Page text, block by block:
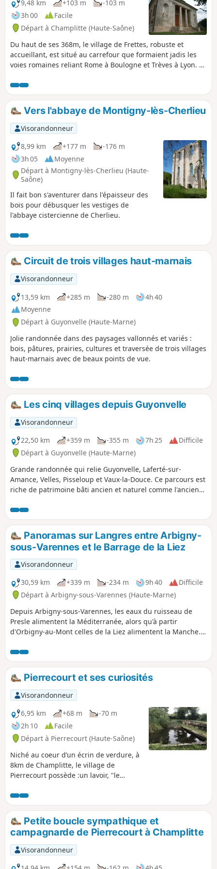
9,48 km
+103 m
-103 m
3h 00
Facile
Départ à Champlitte (Haute-Saône)
Du haut de ses 368m, le village de Frettes, robuste et
accueillant, est situé au carrefour que formaient jadis les
voies romaines reliant Rome à Boulogne et Trèves à Lyon. Le
friches et de multitudes de genévriers. La grande plaine
fertile permet la culture des céréales telles que le blé,
l’orge, le maïs ou le colza.
Vers l'abbaye de Montigny-lès-Cherlieu
Visorandonneur
8,99 km
+177 m
-176 m
3h 05
Moyenne
Départ à Montigny-lès-Cherlieu (Haute-
Saône)
Il fait bon s'aventurer dans l'épaisseur des
bois pour débusquer les vestiges de
l'abbaye cistercienne de Cherlieu.
Circuit de trois villages haut-marnais
Visorandonneur
13,59 km
+285 m -280 m
4h 40
Moyenne
Départ à Guyonvelle (Haute-Marne)
Jolie randonnée dans des paysages vallonnés et variés :
bois, pâtures, prairies, cultures et traversée de trois villages
haut-marnais avec de beaux points de vue.
Les cinq villages depuis Guyonvelle
Visorandonneur
22,50 km
+359 m -355 m 7h 25
Difficile
Départ à Guyonvelle (Haute-Marne)
Grande randonnée qui relie Guyonvelle, Laferté-sur-
Amance, Velles, Pisseloup et Vaux-la-Douce. Ce parcours est
riche de patrimoine bâti ancien et naturel comme l'ancien
coteaux qui étaient autrefois autant de vignes, la vue
splendide sur la vallée de l'Amance jusqu'au plateau de
Langres, le lavoir circulaire de Velles et le château de
Pisseloup.
Panoramas sur Langres entre Arbigny-
sous-Varennes et le Barrage de la Liez
Visorandonneur
30,59 km
+339 m -234 m 9h 40
Difficile
Départ à Arbigny-sous-Varennes (Haute-Marne)
Depuis Arbigny-sous-Varennes, les eaux du ruisseau de
Presle alimentent la Méditerranée, alors qu'à partir
d'Orbigny-au-Mont celles de la Liez alimentent la Manche.
Pierrecourt et ses curiosités
Visorandonneur
6,95 km
+68 m
-70 m
2h 10
Facile
Départ à Pierrecourt (Haute-Saône)
Niché au coeur d’un écrin de verdure, à
8km de Champlitte, le village de
Pierrecourt possède :un lavoir, "le
"Coulvot", extérieure au village.
Petite boucle sympathique et
campagnarde de Pierrecourt à Champlitte
Visorandonneur